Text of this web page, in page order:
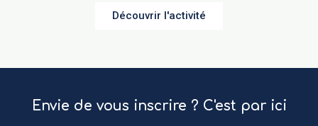
Découvrir l'activité
Envie de vous inscrire ? C'est par ici